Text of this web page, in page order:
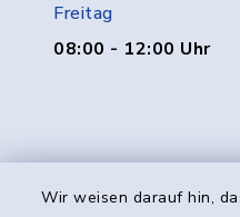
Wir weisen darauf hin,
Freitag
08:00 - 12:00 Uhr